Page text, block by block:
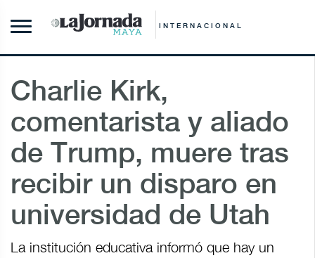
INTERNACIONAL
Charlie Kirk,
comentarista y aliado
de Trump, muere tras
recibir un disparo en
universidad de Utah
La institución educativa informó que hay un